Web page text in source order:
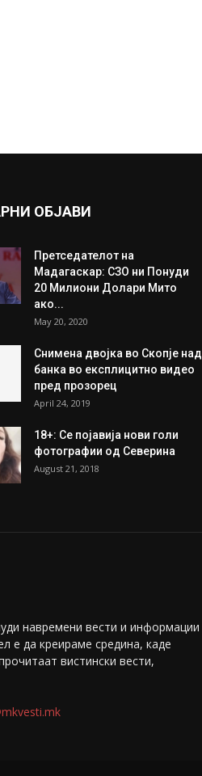
ОБЈАВИ
Претседателот на
Мадагаскар: СЗО ни Понуди
20 Милиони Долари Мито
ако...
May 20, 2020
Снимена двојка во Скопје над
банка во експлицитно видео
пред прозорец
April 24, 2019
18+: Се појавија нови голи
фотографии од Северина
August 21, 2018
навремени вести и информации
е да креираме средина, каде
вистински вести,